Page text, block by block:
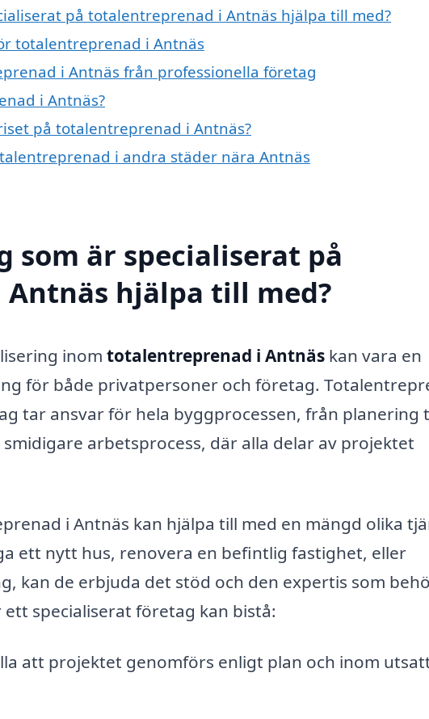
på totalentreprenad i Antnäs hjälpa till med?
totalentreprenad i Antnäs
i Antnäs från professionella företag
i Antnäs?
på totalentreprenad i Antnäs?
i andra städer nära Antnäs
som är specialiserat på
hjälpa till med?
inom totalentreprenad i Antnäs kan vara en
för både privatpersoner och företag.
tar ansvar för hela byggprocessen, från planering
arbetsprocess, där alla delar av projektet
i Antnäs kan hjälpa till med en mängd olika
ett nytt hus, renovera en befintlig fastighet, eller
kan de erbjuda det stöd och den expertis som
specialiserat företag kan bistå:
att projektet genomförs enligt plan och inom